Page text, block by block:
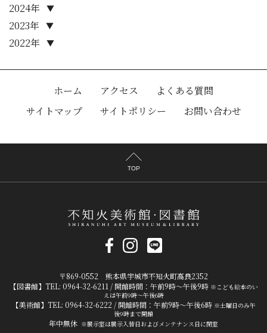
2022年 ▼
2023年 ▼
2024年 ▼
ホーム アクセス
よくある質問
サイトマップ
サイトポリシー お問い合わせ
TOP
〒869-0552 熊本県宇城市不知火町高良2352
【図書館】TEL: 0964-32-6211 / 開館時間：午前9時～午後9時 ※こども絵本のい
えは午前9時～午後6時
【美術館】TEL: 0964-32-6222 / 開館時間：午前9時～午後6時 ※土曜日のみ午
後9時まで開館
年中無休 ※展示室は展示入替日およびメンテナンス日に閉室